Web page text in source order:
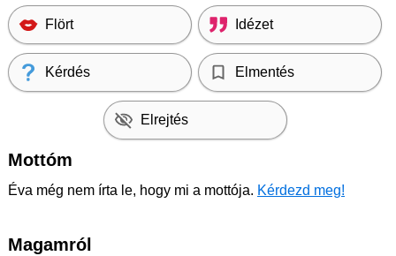
Flört Idézet
Kérdés Elmentés
Elrejtés
Mottóm
Éva még nem írta le, hogy mi a mottója. Kérdezd meg!
Magamról